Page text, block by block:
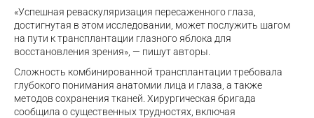
«Успешная реваскуляризация пересаженного глаза,
достигнутая в этом исследовании, может послужить шагом
на пути к трансплантации глазного яблока для
восстановления зрения», — пишут авторы.
Сложность комбинированной трансплантации требовала
глубокого понимания анатомии лица и глаза, а также
методов сохранения тканей. Хирургическая бригада
сообщила о существенных трудностях, включая